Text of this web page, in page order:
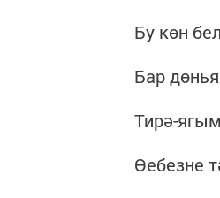
Бу көн
Бар
Тирә-
Өебезне